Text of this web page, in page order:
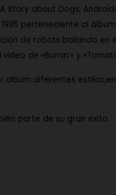
Story about Dogs,
perteneciente al álbum
de robots bailando en
video de «Burnin’» y
album diferentes
parte de su gran éxito.